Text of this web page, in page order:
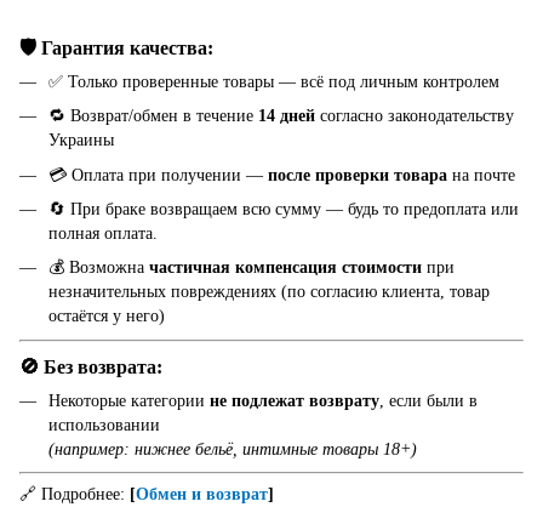
🛡️ Гарантия качества:
✅ Только проверенные товары — всё под личным контролем
🔁 Возврат/обмен в течение 14 дней согласно законодательству
Украины
💳 Оплата при получении — после проверки товара на почте
🔄 При браке возвращаем всю сумму — будь то предоплата или
полная оплата.
💰 Возможна частичная компенсация стоимости при
незначительных повреждениях (по согласию клиента, товар
остаётся у него)
🚫 Без возврата:
Некоторые категории не подлежат возврату , если были в
использовании
(например: нижнее бельё, интимные товары 18+)
🔗 Подробнее: [Обмен и возврат]